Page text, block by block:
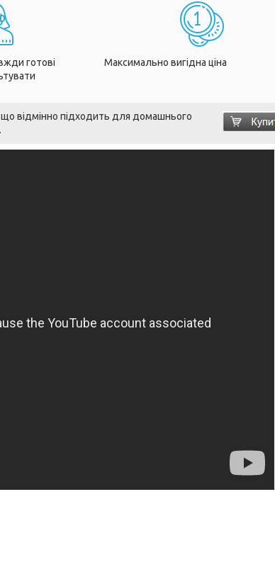
готові
Максимально вигідна ціна
відмінно підходить для домашнього